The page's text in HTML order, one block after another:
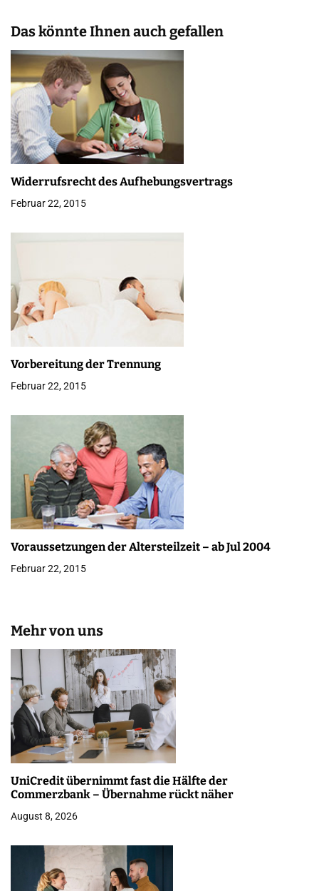
g
s
n
a
v
i
g
a
i
o
n
Das könnte Ihnen auch gefallen
Widerrufsrecht des Aufhebungsvertrags
Februar 22, 2015
Vorbereitung der Trennung
Februar 22, 2015
Voraussetzungen der Altersteilzeit – ab Jul 2004
Februar 22, 2015
Mehr von uns
UniCredit übernimmt fast die Hälfte der
Commerzbank – Übernahme rückt näher
August 8, 2026